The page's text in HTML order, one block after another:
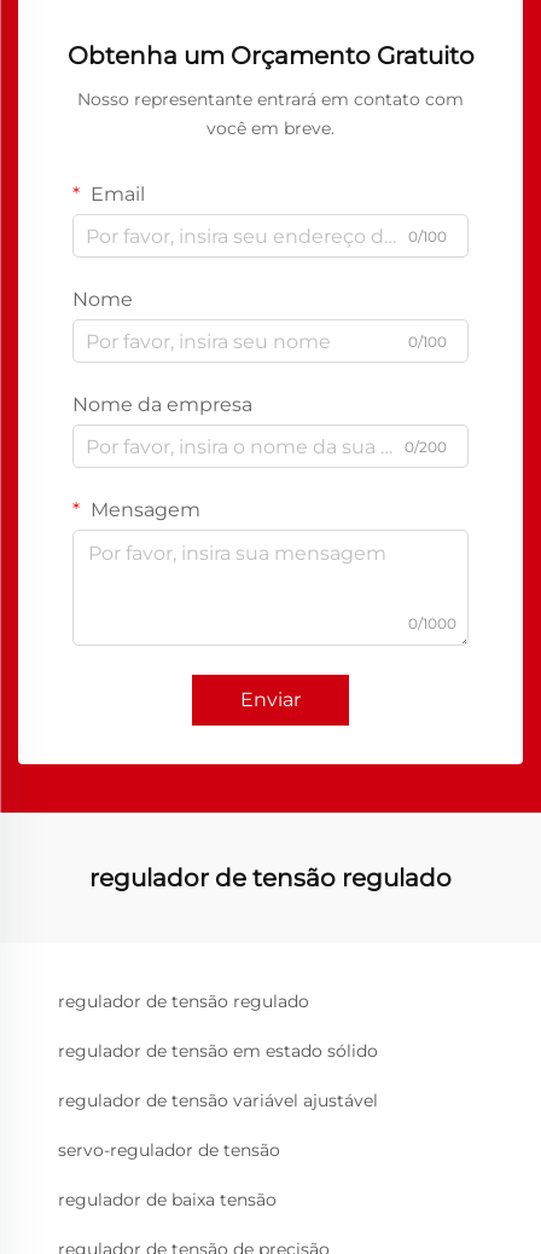
Obtenha um Orçamento Gratuito
Nosso representante entrará em contato com
você em breve.
Email
0/100
Nome
0/100
Nome da empresa
0/200
Mensagem
0/1000
Enviar
regulador de tensão regulado
regulador de tensão regulado
regulador de tensão em estado sólido
regulador de tensão variável ajustável
servo-regulador de tensão
regulador de baixa tensão
regulador de tensão de precisão